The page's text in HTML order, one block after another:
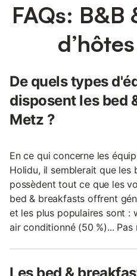
FAQs: B&B
De quels types
disposent les bed
Metz ?
En ce qui concerne les
Holidu, il semblerait que les
possèdent tout ce que les
bed & breakfasts offrent
et les plus populaires sont :
air conditionné (50 %)...